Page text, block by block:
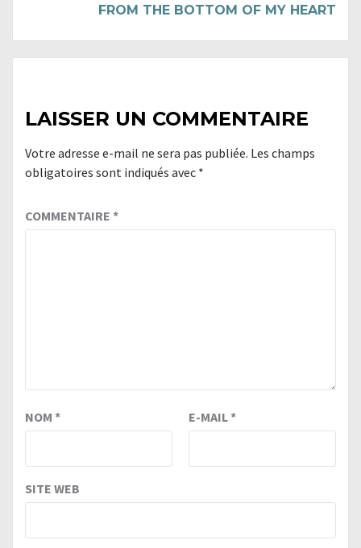
FROM THE BOTTOM OF MY HEART
LAISSER UN COMMENTAIRE
Votre adresse e-mail ne sera pas publiée. Les champs
obligatoires sont indiqués avec *
COMMENTAIRE *
NOM * E-MAIL*
SITE WEB